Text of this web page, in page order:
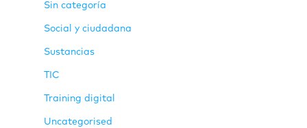
Sin categoría
Social y ciudadana
Sustancias
TIC
Training digital
Uncategorised